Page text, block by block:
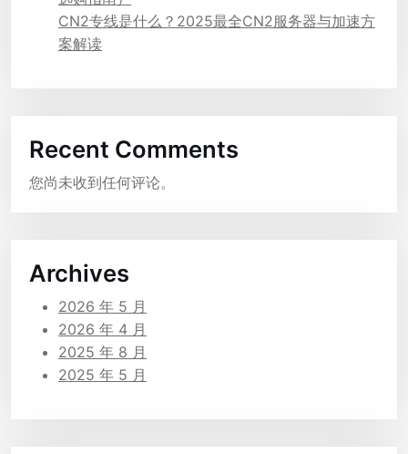
CN2专线是什么？2025最全CN2服务器与加速方
案解读
Recent Comments
您尚未收到任何评论。
Archives
2026 年 5 月
2026 年 4 月
2025 年 8 月
2025 年 5 月